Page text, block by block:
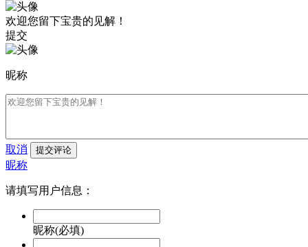
欢迎您留下宝贵的见解！
提交
昵称
取消 提交评论
昵称
请填写用户信息：
昵称(必填)